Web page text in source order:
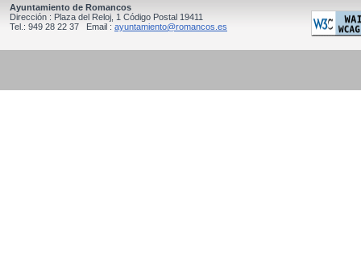
Ayuntamiento de Romancos
Dirección : Plaza del Reloj, 1 Código Postal 19411
Tel.: 949 28 22 37 Email : ayuntamiento@romancos.es